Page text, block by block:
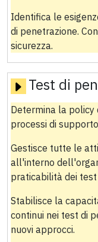
Identifica le
di penetrazione.
sicurezza.
Test di
Determina la policy
processi di
Gestisce tutte le
all'interno
praticabilità dei
Stabilisce la
continui nei test di
nuovi approcci.